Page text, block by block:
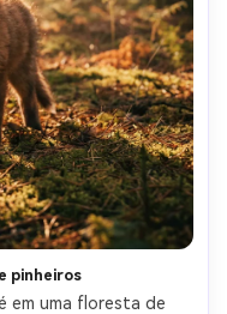
pinheiros
em uma floresta de